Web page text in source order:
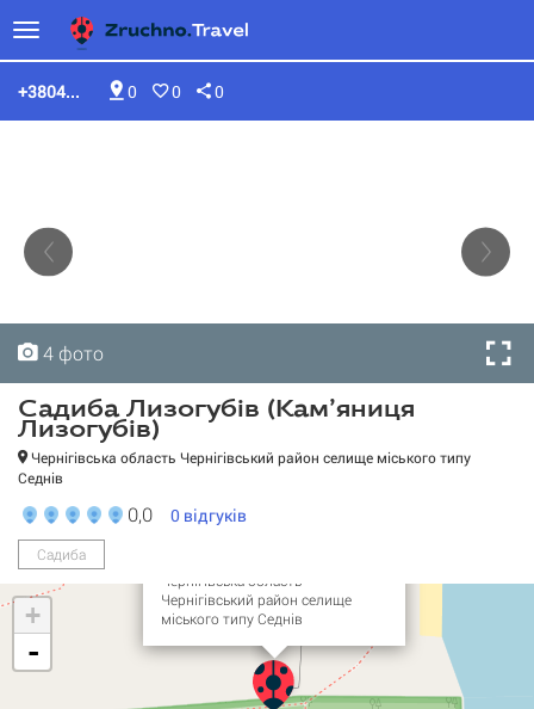
0 0 0
+3804...
4 фото
4 фото
4 фото
4 фото
Садиба Лизогубів (Кам’яниця
Лизогубів)
Чернігівська область Чернігівський район селище міського типу
Седнів
0,0 0 відгуків
Садиба
Садиба Лизогубів
Чернігівська область
Чернігівський район селище
міського типу Седнів
+
-